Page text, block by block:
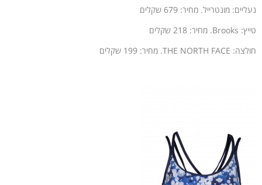
נעליים: מונטרייל. מחיר: 679 שקלים
טייץ: Brooks. מחיר: 218 שקלים
חולצה: THE NORTH FACE. מחיר: 199 שקלים